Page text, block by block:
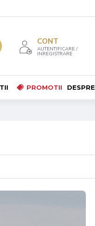
CONT
AUTENTIFICARE /
INREGISTRARE
PROMOTII DESPRE